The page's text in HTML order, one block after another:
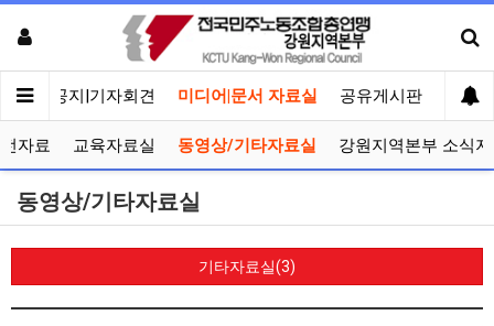
인 공지|기자회견 미디어|문서 자료실 공유게시판 선거
자료 교육자료실 동영상/기타자료실 강원지역본부 소식지
동영상/기타자료실
기타자료실(3)